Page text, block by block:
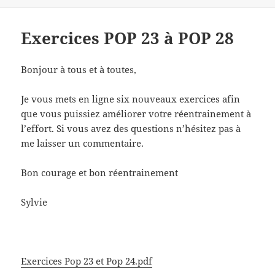
Exercices POP 23 à POP 28
Bonjour à tous et à toutes,
Je vous mets en ligne six nouveaux exercices afin
que vous puissiez améliorer votre réentrainement à
l’effort. Si vous avez des questions n’hésitez pas à
me laisser un commentaire.
Bon courage et bon réentrainement
Sylvie
Exercices Pop 23 et Pop 24.pdf